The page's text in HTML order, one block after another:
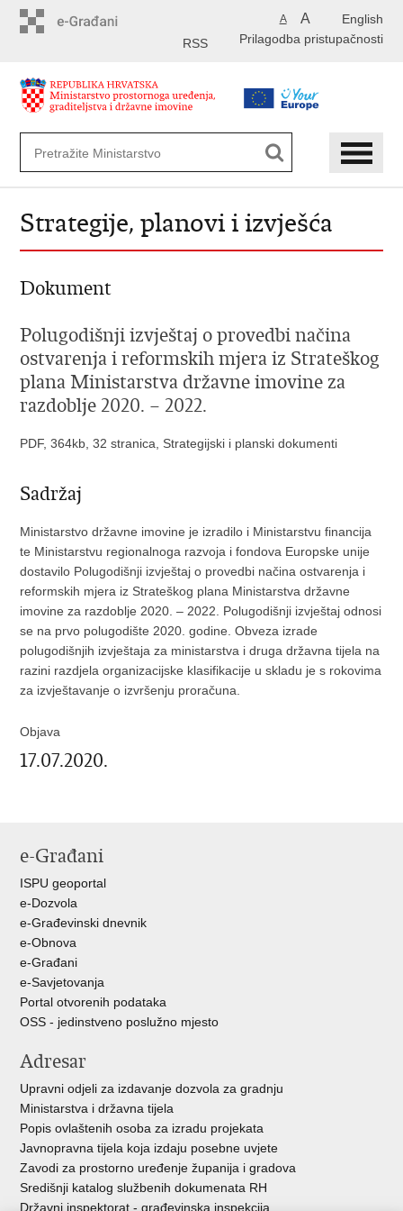
English
A A
Prilagodba pristupačnosti
RSS
Strategije, planovi i izvješća
Dokument
Polugodišnji izvještaj o provedbi načina
ostvarenja i reformskih mjera iz Strateškog
plana Ministarstva državne imovine za
razdoblje 2020. – 2022.
PDF, 364kb, 32 stranica, Strategijski i planski dokumenti
Sadržaj
Ministarstvo državne imovine je izradilo i Ministarstvu financija
te Ministarstvu regionalnoga razvoja i fondova Europske unije
dostavilo Polugodišnji izvještaj o provedbi načina ostvarenja i
reformskih mjera iz Strateškog plana Ministarstva državne
imovine za razdoblje 2020. – 2022. Polugodišnji izvještaj odnosi
se na prvo polugodište 2020. godine. Obveza izrade
polugodišnjih izvještaja za ministarstva i druga državna tijela na
razini razdjela organizacijske klasifikacije u skladu je s rokovima
za izvještavanje o izvršenju proračuna.
Objava
17.07.2020.
e-Građani
ISPU geoportal
e-Dozvola
e-Građevinski dnevnik
e-Obnova
e-Građani
e-Savjetovanja
Portal otvorenih podataka
OSS - jedinstveno poslužno mjesto
Adresar
Upravni odjeli za izdavanje dozvola za gradnju
Ministarstva i državna tijela
Popis ovlaštenih osoba za izradu projekata
Javnopravna tijela koja izdaju posebne uvjete
Zavodi za prostorno uređenje županija i gradova
Središnji katalog službenih dokumenata RH
Državni inspektorat - građevinska inspekcija